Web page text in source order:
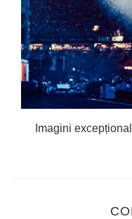
Imagini